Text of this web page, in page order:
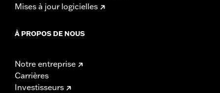
Mises à jour logicielles
À PROPOS DE NOUS
Notre entreprise
Carrières
Investisseurs